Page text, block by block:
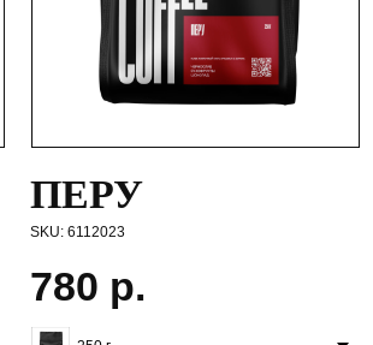
ПЕРУ
SKU: 6112023
780 р.